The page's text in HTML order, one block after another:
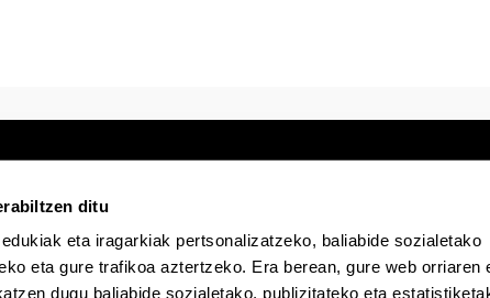
ditu
eta iragarkiak pertsonalizatzeko, baliabide sozialetako
eta gure trafikoa aztertzeko. Era berean, gure web orriaren
dugu baliabide sozialetako, publizitateko eta
Egoitza elektronikoa Irisgarritasuna